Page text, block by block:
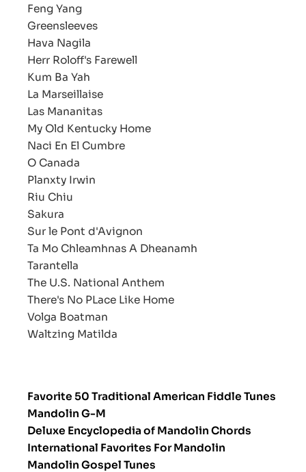
Feng Yang
Greensleeves
Hava Nagila
Herr Roloff's Farewell
Kum Ba Yah
La Marseillaise
Las Mananitas
My Old Kentucky Home
Naci En El Cumbre
O Canada
Planxty Irwin
Riu Chiu
Sakura
Sur le Pont d'Avignon
Ta Mo Chleamhnas A Dheanamh
Tarantella
The U.S. National Anthem
There's No PLace Like Home
Volga Boatman
Waltzing Matilda
Favorite 50 Traditional American Fiddle Tunes
Mandolin G-M
Deluxe Encyclopedia of Mandolin Chords
International Favorites For Mandolin
Mandolin Gospel Tunes